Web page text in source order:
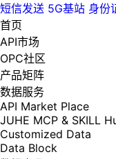
短信发送 5G基站 身份
首页
API市场
OPC社区
产品矩阵
数据服务
API Market Place
JUHE MCP & SKILL
Customized Data
Data Block